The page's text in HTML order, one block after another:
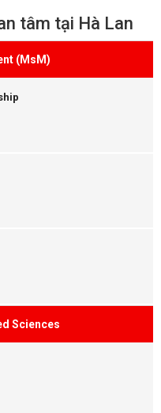
tâm tại Hà Lan
(MsM)
Sciences